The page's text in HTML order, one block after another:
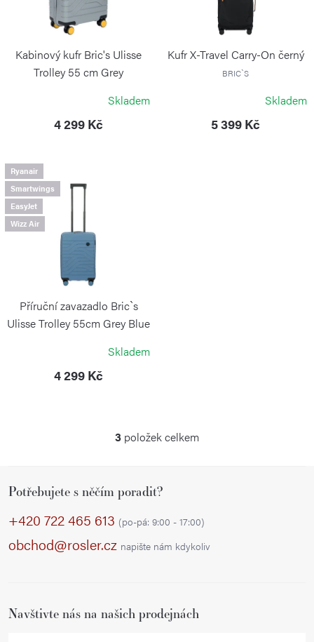
k
t
ů
Kabinový kufr Bric's Ulisse
Trolley 55 cm Grey
Skladem
4 299 Kč
Kufr X-Travel Carry-On černý
BRIC`S
Skladem
5 399 Kč
Ryanair
Smartwings
EasyJet
Wizz Air
Příruční zavazadlo Bric`s
Ulisse Trolley 55cm Grey Blue
Skladem
4 299 Kč
O
á
d
c
r
3 položek celkem
Potřebujete s něčím poradit?
+420 722 465 613 (po-pá: 9:00 - 17:00)
obchod@rosler.cz napište nám kdykoliv
Navštivte nás na našich prodejnách